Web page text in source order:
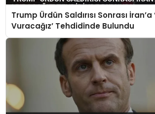
Trump Ürdün Saldırısı Sonrası İran’a
Vuracağız’ Tehdidinde Bulundu